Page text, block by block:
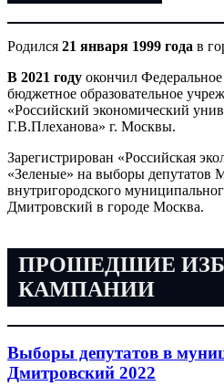
Родился 21 января 1999 года в
В 2021 году окончил Федеральное
бюджетное образовательное
«Российский экономический
Г.В.Плеханова» г. Москвы.
Зарегистрирован «Российская
«Зеленые» на выборы депутатов
внутригородского
Дмитровский в городе Москва.
ПРОШЕДШИЕ
КАМПАНИИ
Выборы депутатов в
Дмитровский 2022